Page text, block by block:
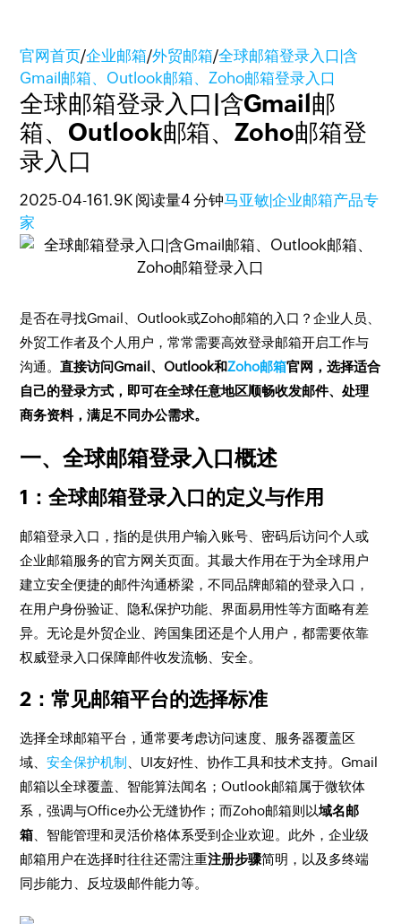
官网首页/企业邮箱/外贸邮箱/全球邮箱登录入口|含
Gmail邮箱、Outlook邮箱、Zoho邮箱登录入口
全球邮箱登录入口|含Gmail邮
箱、Outlook邮箱、Zoho邮箱登
录入口
2025-04-161.9K 阅读量4 分钟马亚敏|企业邮箱产品专
家
是否在寻找Gmail、Outlook或Zoho邮箱的入口？企业人员、
外贸工作者及个人用户，常常需要高效登录邮箱开启工作与
沟通。直接访问Gmail、Outlook和Zoho邮箱官网，选择适合
自己的登录方式，即可在全球任意地区顺畅收发邮件、处理
商务资料，满足不同办公需求。
一、全球邮箱登录入口概述
1：全球邮箱登录入口的定义与作用
邮箱登录入口，指的是供用户输入账号、密码后访问个人或
企业邮箱服务的官方网关页面。其最大作用在于为全球用户
建立安全便捷的邮件沟通桥梁，不同品牌邮箱的登录入口，
在用户身份验证、隐私保护功能、界面易用性等方面略有差
异。无论是外贸企业、跨国集团还是个人用户，都需要依靠
权威登录入口保障邮件收发流畅、安全。
2：常见邮箱平台的选择标准
选择全球邮箱平台，通常要考虑访问速度、服务器覆盖区
域、安全保护机制
、UI友好性、协作工具和技术支持。Gmail
邮箱以全球覆盖、智能算法闻名；Outlook邮箱属于微软体
系，强调与Office办公无缝协作；而Zoho邮箱则以域名邮
箱 、智能管理和灵活价格体系受到企业欢迎。此外，企业级
邮箱用户在选择时往往还需注重注册步骤简明，以及多终端
同步能力、反垃圾邮件能力等。